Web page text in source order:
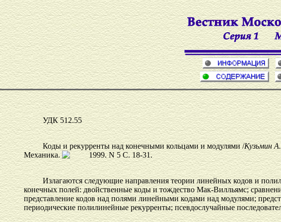
УДК 512.55
Коды и рекурренты над конечными кольцами и модулями /Кузьмин
Механика.
C. 18-31.
Излагаются следующие направления теории линейных кодов и
конечных полей: двойственные коды и тождество Мак-Вилльямс;
представление кодов над полями линейными кодами над модулями;
периодические полилинейные рекурренты; псевдослучайные